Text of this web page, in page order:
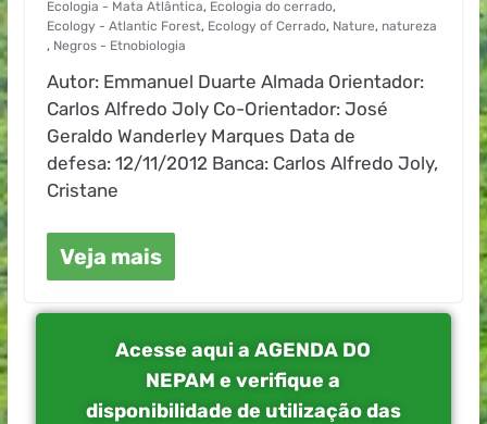
Ecologia - Mata Atlântica, Ecologia do cerrado,
Ecology - Atlantic Forest, Ecology of Cerrado, Nature, natureza
, Negros - Etnobiologia
Autor: Emmanuel Duarte Almada Orientador:
Carlos Alfredo Joly Co-Orientador: José
Geraldo Wanderley Marques Data de
defesa: 12/11/2012 Banca: Carlos Alfredo Joly,
Cristane
Veja mais
Acesse aqui a AGENDA DO
NEPAM e verifique a
disponibilidade de utilização das